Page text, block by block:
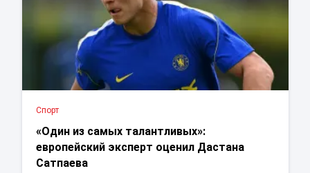
Спорт
«Один из самых талантливых»:
европейский эксперт оценил Дастана
Сатпаева